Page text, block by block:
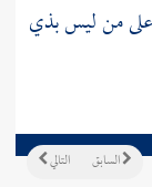
من ليس بذي
التالي السابق